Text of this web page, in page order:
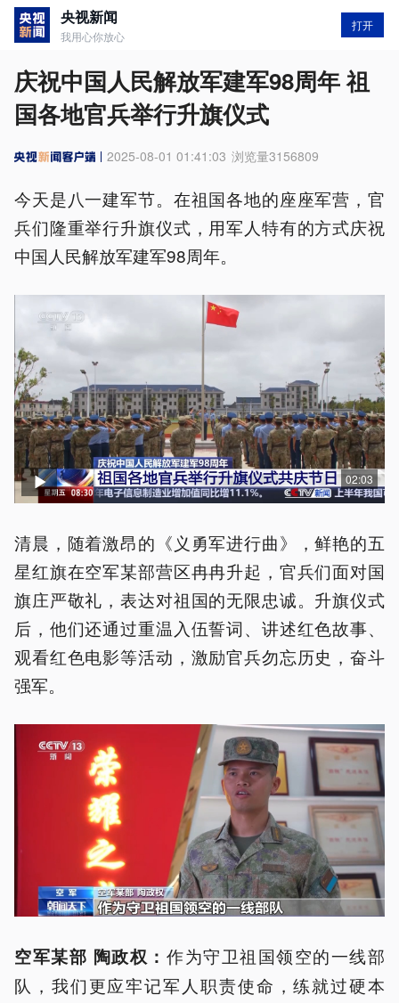
央视新闻
我用心你放心
打开
庆祝中国人民解放军建军98周年 祖
国各地官兵举行升旗仪式
2025-08-01 01:41:03 浏览量3156809
今天是八一建军节。在祖国各地的座座军营，官
兵们隆重举行升旗仪式，用军人特有的方式庆祝
中国人民解放军建军98周年。
02:03
清晨，随着激昂的《义勇军进行曲》，鲜艳的五
星红旗在空军某部营区冉冉升起，官兵们面对国
旗庄严敬礼，表达对祖国的无限忠诚。升旗仪式
后，他们还通过重温入伍誓词、讲述红色故事、
观看红色电影等活动，激励官兵勿忘历史，奋斗
强军。
空军某部 陶政权： 作为守卫祖国领空的一线部
队，我们更应牢记军人职责使命，练就过硬本